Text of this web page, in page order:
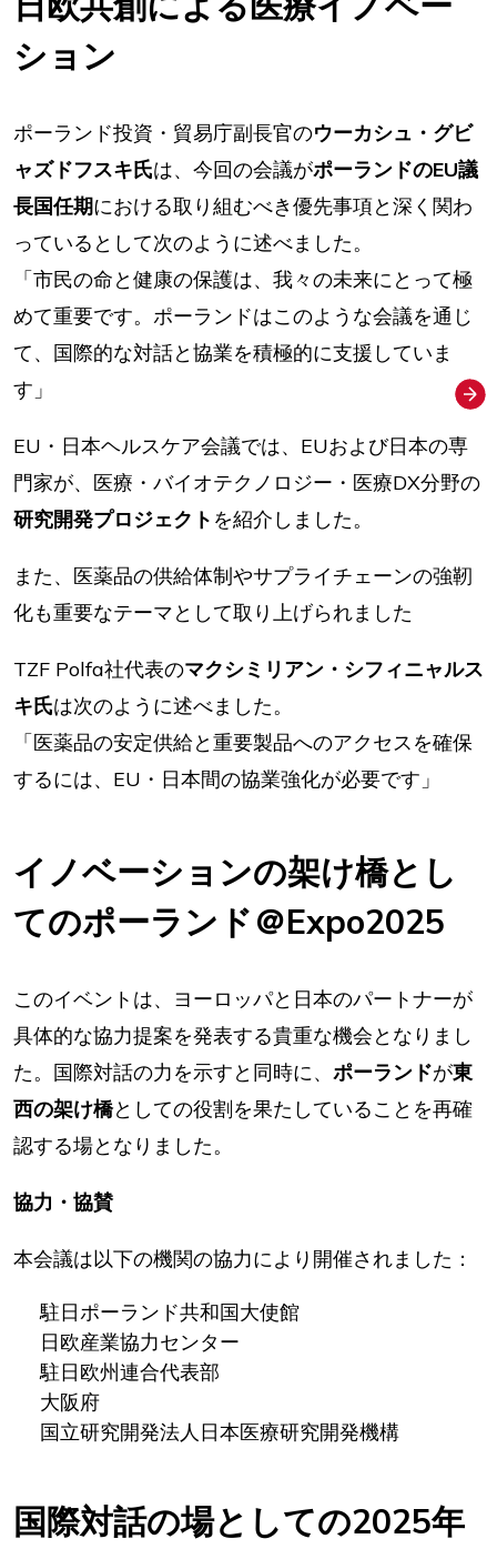
ション
ポーランド投資・貿易庁副長官のウーカシュ・グビ
ャズドフスキ氏は、今回の会議がポーランドのEU議
長国任期における取り組むべき優先事項と深く関わ
っているとして次のように述べました。
「市民の命と健康の保護は、我々の未来にとって極
めて重要です。ポーランドはこのような会議を通じ
て、国際的な対話と協業を積極的に支援していま
す」
EU・日本ヘルスケア会議では、EUおよび日本の専
門家が、医療・バイオテクノロジー・医療DX分野の
研究開発プロジェクト を紹介しました。
また、医薬品の供給体制やサプライチェーンの強靭
化も重要なテーマとして取り上げられました
TZF Polfa社代表のマクシミリアン・シフィニャルス
キ氏は次のように述べました。
「医薬品の安定供給と重要製品へのアクセスを確保
するには、EU・日本間の協業強化が必要です」
イノベーションの架け橋とし
てのポーランド＠Expo2025
このイベントは、ヨーロッパと日本のパートナーが
具体的な協力提案を発表する貴重な機会となりまし
た。国際対話の力を示すと同時に、 ポーランドが東
西の架け橋としての役割を果たしていることを再確
認する場となりました。
協力・協賛
本会議は以下の機関の協力により開催されました：
駐日ポーランド共和国大使館
日欧産業協力センター
駐日欧州連合代表部
大阪府
国立研究開発法人日本医療研究開発機構
国際対話の場としての2025年